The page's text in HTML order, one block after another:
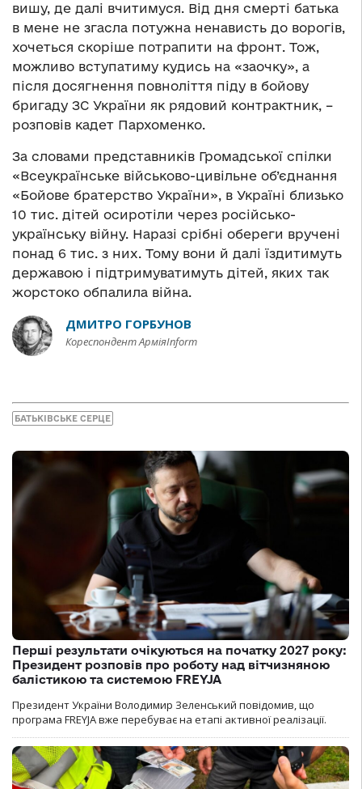
вишу, де далі вчитимуся. Від дня смерті батька
в мене не згасла потужна ненависть до ворогів,
хочеться скоріше потрапити на фронт. Тож,
можливо вступатиму кудись на «заочку», а
після досягнення повноліття піду в бойову
бригаду ЗС України як рядовий контрактник, –
розповів кадет Пархоменко.
За словами представників Громадської спілки
«Всеукраїнське військово-цивільне об’єднання
«Бойове братерство України», в Україні близько
10 тис. дітей осиротіли через російсько-
українську війну. Наразі срібні обереги вручені
понад 6 тис. з них. Тому вони й далі їздитимуть
державою і підтримуватимуть дітей, яких так
жорстоко обпалила війна.
ДМИТРО ГОРБУНОВ
Кореспондент АрміяInform
БАТЬКІВСЬКЕ СЕРЦЕ
Перші результати очікуються на початку 2027 року:
Президент розповів про роботу над вітчизняною
балістикою та системою FREYJA
Президент України Володимир Зеленський повідомив, що
програма FREYJA вже перебуває на етапі активної реалізації.